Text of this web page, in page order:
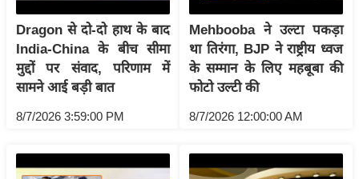
न
घ
रे
लू
नु
Dragon से दो-दो हाथ के बाद
India-China के बीच सीमा
मुद्दों पर संवाद, परिणाम में
सामने आई बड़ी बात
8/7/2026 3:59:00 PM
Mehbooba ने उल्टा पकड़ा
था तिरंगा, BJP ने राष्ट्रीय ध्वज
के सम्मान के लिए महबूबा की
फोटो उल्टी की
8/7/2026 12:00:00 AM